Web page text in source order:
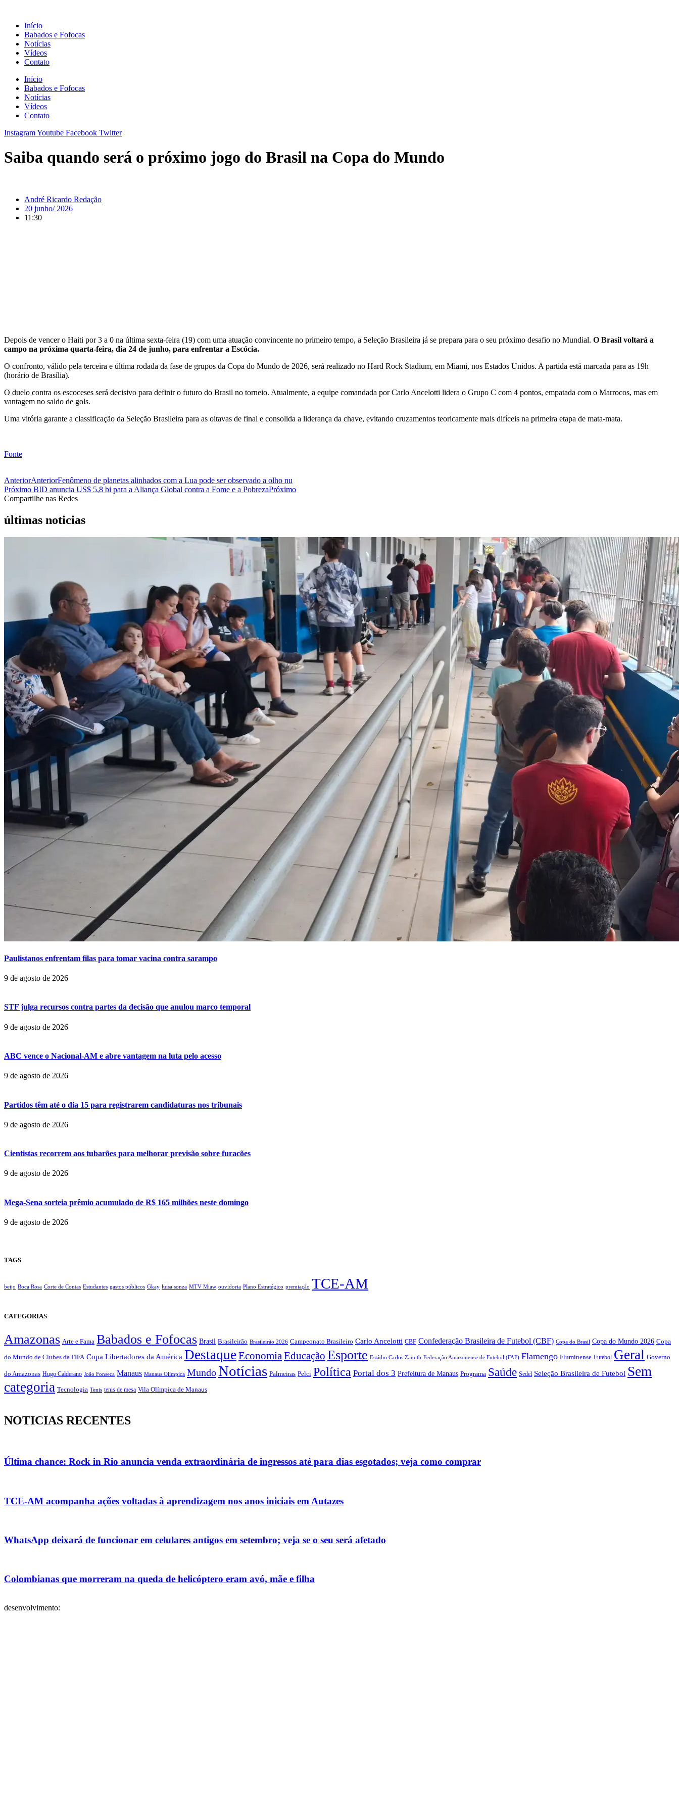
conteúdo
Início
Babados e Fofocas
Notícias
Vídeos
Contato
Início
Babados e Fofocas
Notícias
Vídeos
Contato
InstagramYoutube Facebook Twitter
Saiba quando será o próximo jogo do Brasil na Copa do Mundo
André Ricardo Redação
20 junho/ 2026
11:30
Depois de vencer o Haiti por 3 a 0 na última sexta-feira (19) com uma atuação convincente no primeiro tempo, a Seleção Brasileira já se prepara para o seu próximo desafio no Mundial. O Brasil voltará a
campo na próxima quarta-feira, dia 24 de junho, para enfrentar a Escócia.
O confronto, válido pela terceira e última rodada da fase de grupos da Copa do Mundo de 2026, será realizado no Hard Rock Stadium, em Miami, nos Estados Unidos. A partida está marcada para as 19h
(horário de Brasília).
O duelo contra os escoceses será decisivo para definir o futuro do Brasil no torneio. Atualmente, a equipe comandada por Carlo Ancelotti lidera o Grupo C com 4 pontos, empatada com o Marrocos, mas em
vantagem no saldo de gols.
Uma vitória garante a classificação da Seleção Brasileira para as oitavas de final e consolida a liderança da chave, evitando cruzamentos teoricamente mais difíceis na primeira etapa de mata-mata.
Fonte
AnteriorAnteriorFenômeno de planetas alinhados com a Lua pode ser observado a olho nu
Próximo BID anuncia US$ 5,8 bi para a Aliança Global contra a Fome e a PobrezaPróximo
Compartilhe nas Redes
últimas noticias
Paulistanos enfrentam filas para tomar vacina contra sarampo
9 de agosto de 2026
STF julga recursos contra partes da decisão que anulou marco temporal
9 de agosto de 2026
ABC vence o Nacional-AM e abre vantagem na luta pelo acesso
9 de agosto de 2026
Partidos têm até o dia 15 para registrarem candidaturas nos tribunais
9 de agosto de 2026
Cientistas recorrem aos tubarões para melhorar previsão sobre furacões
9 de agosto de 2026
Mega-Sena sorteia prêmio acumulado de R$ 165 milhões neste domingo
9 de agosto de 2026
TAGS
beijo Boca Rosa Corte de Contas Estudantes gastos públicos Gkay luisa sonza MTV Miaw ouvidoria Plano Estratégico premiação TCE-AM
CATEGORIAS
Amazonas Arte e Fama Babados e Fofocas Brasil Brasileirão Brasileirão 2026 Campeonato Brasileiro Carlo Ancelotti CBF Confederação Brasileira de Futebol (CBF) Copa do Brasil Copa do Mundo 2026 Copa
do Mundo de Clubes da FIFA Copa Libertadores da América Destaque Economia Educação Esporte Estádio Carlos Zamith Federação Amazonense de Futebol (FAF) Flamengo Fluminense Futebol Geral Governo
do Amazonas Hugo Calderano João Fonseca Manaus Manaus Olímpica MundoNotícias Palmeiras Pelci Política Portal dos 3 Prefeitura de Manaus Programa Saúde Sedel Seleção Brasileira de Futebol Sem
categoria Tecnologia Tenis tenis de mesa Vila Olímpica de Manaus
NOTICIAS RECENTES
Última chance: Rock in Rio anuncia venda extraordinária de ingressos até para dias esgotados; veja como comprar
TCE-AM acompanha ações voltadas à aprendizagem nos anos iniciais em Autazes
WhatsApp deixará de funcionar em celulares antigos em setembro; veja se o seu será afetado
Colombianas que morreram na queda de helicóptero eram avó, mãe e filha
desenvolvimento: